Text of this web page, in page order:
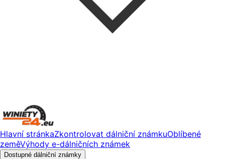
Hlavní stránkaZkontrolovat dálniční známkuOblíbené
zeměVýhody e-dálničních známek
Dostupné dálniční známky